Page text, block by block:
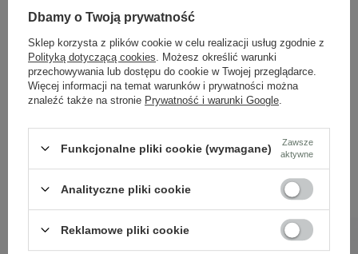
Zobacz również
Dbamy o Twoją prywatność
Sklep korzysta z plików cookie w celu realizacji usług zgodnie z
Polityką dotyczącą cookies . Możesz określić warunki
przechowywania lub dostępu do cookie w Twojej przeglądarce.
Więcej informacji na temat warunków i prywatności można
znaleźć także na stronie Prywatność i warunki Google
Funkcjonalne pliki cookie (wymagane)
Zawsze
aktywne
Analityczne pliki cookie
Reklamowe pliki cookie